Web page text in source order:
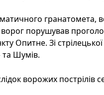
гранатомета,
ворог порушував
Опитне. Зі стрілецької
та Шумів.
ворожих пострілів